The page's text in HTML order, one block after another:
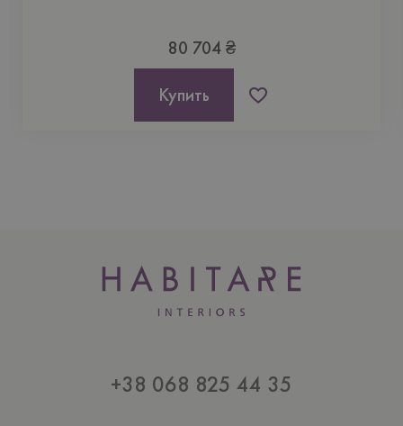
80 704 ₴
Купить
+38 068 825 44 35